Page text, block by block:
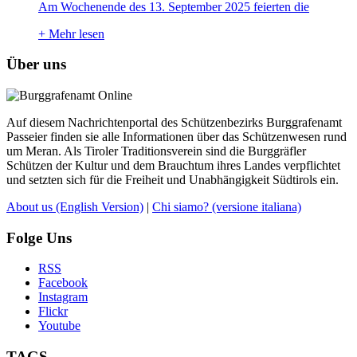
Am Wochenende des 13. September 2025 feierten die
+ Mehr lesen
Über uns
Auf diesem Nachrichtenportal des Schützenbezirks Burggrafenamt
Passeier finden sie alle Informationen über das Schützenwesen rund
um Meran. Als Tiroler Traditionsverein sind die Burggräfler
Schützen der Kultur und dem Brauchtum ihres Landes verpflichtet
und setzten sich für die Freiheit und Unabhängigkeit Südtirols ein.
About us (English Version) | Chi siamo? (versione italiana)
Folge Uns
RSS
Facebook
Instagram
Flickr
Youtube